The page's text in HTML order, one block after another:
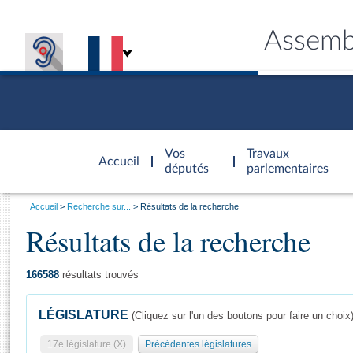
Accueil
d'accueil
Vos
députés
Travaux
parlementaires
Général
Vous
Accueil Recherche sur... Résultats de la recherche
Résultats de la recherche
166588 résultats trouvés
LÉGISLATURE (Cliquez sur l'un des boutons pour faire un choix)
17e législature (X) Précédentes législatures